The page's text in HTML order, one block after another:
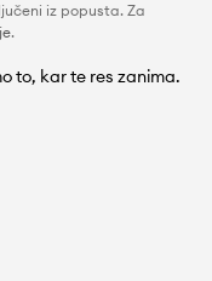
iz popusta. Za
.
to, kar te res zanima.